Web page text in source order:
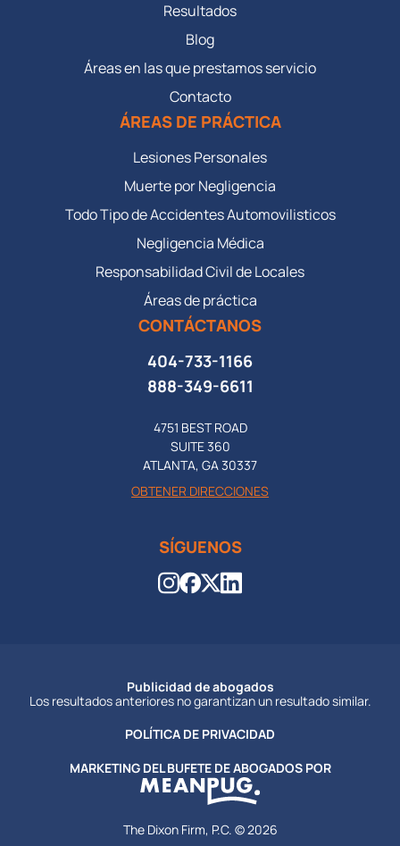
Resultados
Blog
Áreas en las que prestamos servicio
Contacto
ÁREAS DE PRÁCTICA
Lesiones Personales
Muerte por Negligencia
Todo Tipo de Accidentes Automovilisticos
Negligencia Médica
Responsabilidad Civil de Locales
Áreas de práctica
CONTÁCTANOS
404-733-1166
888-349-6611
4751 BEST ROAD
SUITE 360
ATLANTA, GA 30337
OBTENER DIRECCIONES
SÍGUENOS
Publicidad de abogados
Los resultados anteriores no garantizan un resultado similar.
The Dixon Firm, P.C. © 2026
POLÍTICA DE PRIVACIDAD
MARKETING DEL BUFETE DE ABOGADOS POR